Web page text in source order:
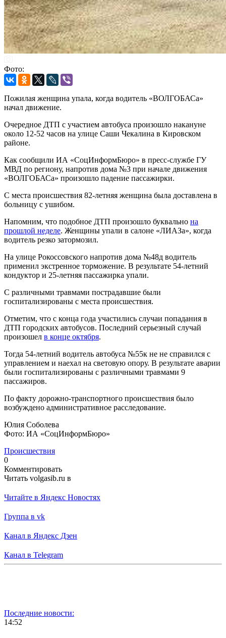
Фото:
Пожилая женщина упала, когда водитель «ВОЛГОБАСа»
начал движение.
Очередное ДТП с участием автобуса произошло накануне
около 12-52 часов на улице Саши Чекалина в Кировском
районе.
Как сообщили ИА «СоцИнформБюро» в пресс-службе ГУ
МВД по региону, напротив дома №3 при начале движения
«ВОЛГОБАСа» произошло падение пассажирки.
С места происшествия 82-летняя женщина была доставлена в
больницу с ушибом.
Напомним, что подобное ДТП произошло буквально на
прошлой неделе. Женщины упали в салоне «ЛИАЗа», когда
водитель резко затормозил.
На улице Рокоссовского напротив дома №48д водитель
применил экстренное торможение. В результате 54-летний
кондуктор и 25-летняя пассажирка упали.
С различными травмами пострадавшие были
госпитализированы с места происшествия.
Отметим, что с конца года участились случаи попадания в
ДТП городских автобусов. Последний серьезный случай
произошел в конце октября.
Тогда 54-летний водитель автобуса №55к не не справился с
управлением и наехал на световую опору. В результате аварии
были госпитализированы с различными травмами 9
пассажиров.
По факту дорожно-транспортного происшествия было
возбуждено административное расследование.
Юлия Соболева
Фото: ИА «СоцИнформБюро»
Происшествия
0
Комментировать
Читать volgasib.ru в
Читайте в Яндекс Новостях
Группа в vk
Канал в Яндекс Дзен
Канал в Telegram
Последние новости:
14:52